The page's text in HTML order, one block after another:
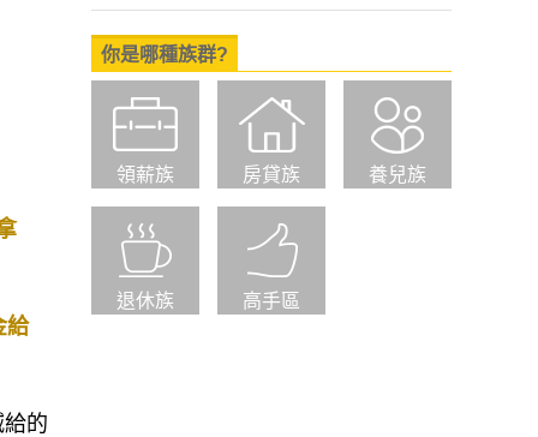
給
的
你是哪種族群?
領薪族 房貸族 養兒族
退休族 高手區